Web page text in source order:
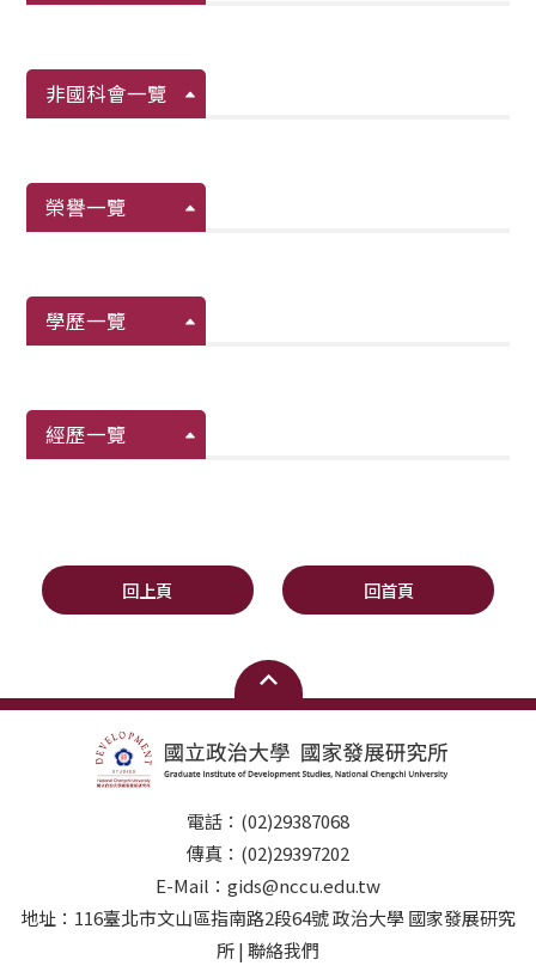
非國科會一覽
榮譽一覽
學歷一覽
經歷一覽
回上頁 回首頁
電話：(02)29387068
傳真：(02)29397202
E-Mail：gids@nccu.edu.tw
地址：116臺北市文山區指南路2段64號 政治大學 國家發展研究
所 | 聯絡我們